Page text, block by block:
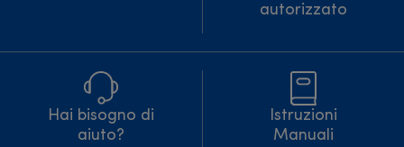
autorizzato
Hai bisogno di
aiuto?
Istruzioni
Manuali